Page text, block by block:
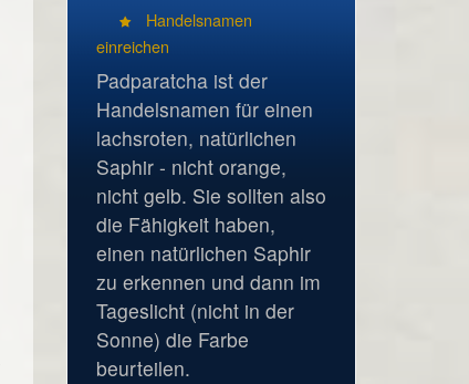
Handelsnamen
einreichen
Padparatcha ist der
Handelsnamen für einen
lachsroten, natürlichen
Saphir - nicht orange,
nicht gelb. Sie sollten also
die Fähigkeit haben,
einen natürlichen Saphir
zu erkennen und dann im
Tageslicht (nicht in der
Sonne) die Farbe
beurteilen.